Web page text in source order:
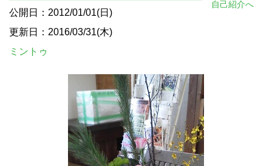
自己紹介へ
公開日：2012/01/01(日)
更新日：2016/03/31(木)
ミントゥ